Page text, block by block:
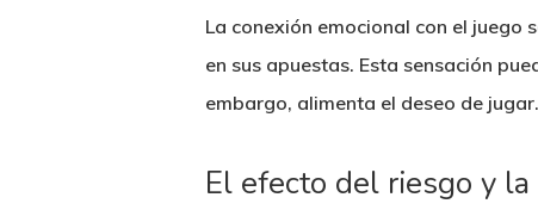
La conexión emocional con el
en sus apuestas. Esta sensación
embargo, alimenta el deseo de jugar.
El efecto del riesgo y